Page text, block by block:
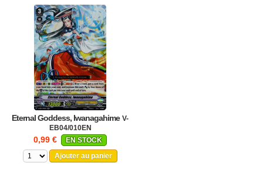
Eternal Goddess, Iwanagahime V-
EB04/010EN
0,99 €
EN STOCK
Ajouter au panier